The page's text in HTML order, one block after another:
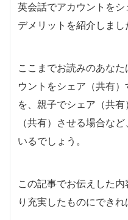
英会話でアカウントを
デメリットを紹介しまし
ここまでお読みのあな
ウントをシェア（共有
を、親子でシェア（共
（共有）させる場合な
いるでしょう。
この記事でお伝えした
り充実したものにできれ